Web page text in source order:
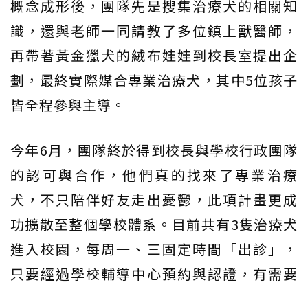
概念成形後，團隊先是搜集治療犬的相關知
識，還與老師一同請教了多位鎮上獸醫師，
再帶著黃金獵犬的絨布娃娃到校長室提出企
劃，最終實際媒合專業治療犬，其中5位孩子
皆全程參與主導。
今年6月，團隊終於得到校長與學校行政團隊
的認可與合作，他們真的找來了專業治療
犬，不只陪伴好友走出憂鬱，此項計畫更成
功擴散至整個學校體系。目前共有3隻治療犬
進入校園，每周一、三固定時間「出診」，
只要經過學校輔導中心預約與認證，有需要